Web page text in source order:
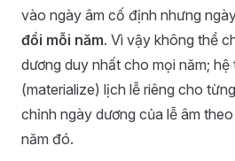
vào ngày âm cố định nhưng
đổi mỗi năm. Vì vậy không thể
dương duy nhất cho mọi năm; hệ
(materialize) lịch lễ riêng cho
chỉnh ngày dương của lễ âm
năm đó.